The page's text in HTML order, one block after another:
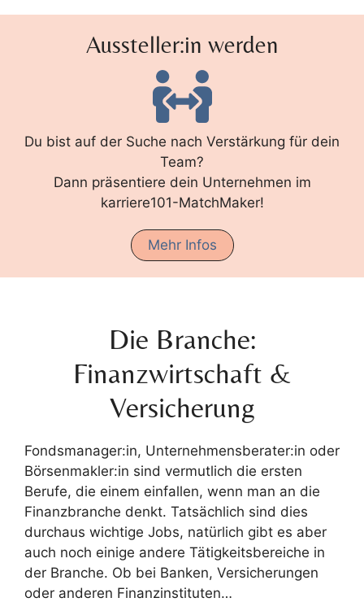
Aussteller:in werden
Du bist auf der Suche nach Verstärkung für dein
Team?
Dann präsentiere dein Unternehmen im
karriere101-MatchMaker!
Mehr Infos
Die Branche:
Finanzwirtschaft &
Versicherung
Fondsmanager:in, Unternehmensberater:in oder
Börsenmakler:in sind vermutlich die ersten
Berufe, die einem einfallen, wenn man an die
Finanzbranche denkt. Tatsächlich sind dies
durchaus wichtige Jobs, natürlich gibt es aber
auch noch einige andere Tätigkeitsbereiche in
der Branche. Ob bei Banken, Versicherungen
oder anderen Finanzinstituten…